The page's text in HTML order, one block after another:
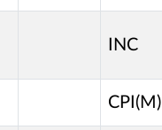
INC
CPI(M)